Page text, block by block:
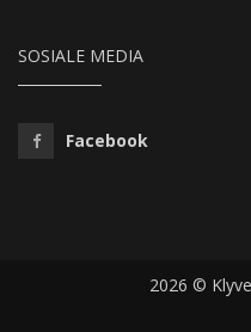
SOSIALE MEDIA
Facebook
2026 ©